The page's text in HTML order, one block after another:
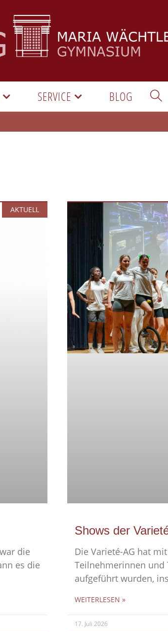
SERVICE BLOG
AKTUELL
die
es die
Shows der
Die Varieté-AG hat
Teilnehmerinnen und
aufgeführt wurden,
WEITERLESEN »
17. Juli 2026